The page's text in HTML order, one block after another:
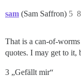
sam (Sam Saffron) 5
That is a can-of-
quotes. I may get to it,
3 „Gefällt mir“